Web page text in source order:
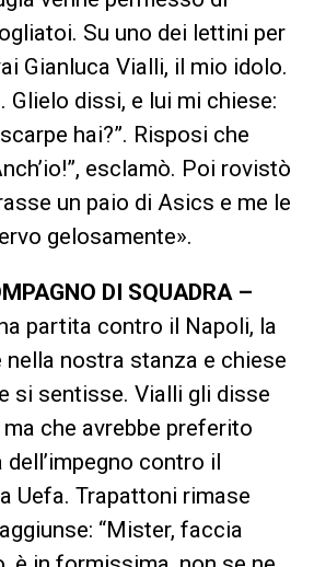
Su uno dei lettini per
Gianluca Vialli, il mio idolo.
Glielo dissi, e lui mi chiese:
hai?”. Risposi che
esclamò. Poi rovistò
un paio di Asics e me le
gelosamente».
DI SQUADRA –
partita contro il Napoli, la
nella nostra stanza e chiese
si sentisse. Vialli gli disse
che avrebbe preferito
contro il
Uefa. Trapattoni rimase
“Mister, faccia